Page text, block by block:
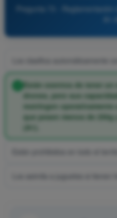
Pregunta 73 -
Están exentos de tener un
drones, pero sus
restringen operativamente
que pesen menos de 250g